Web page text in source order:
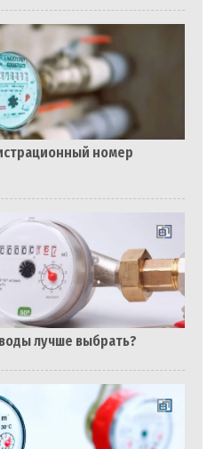
номер
лучше выбрать?